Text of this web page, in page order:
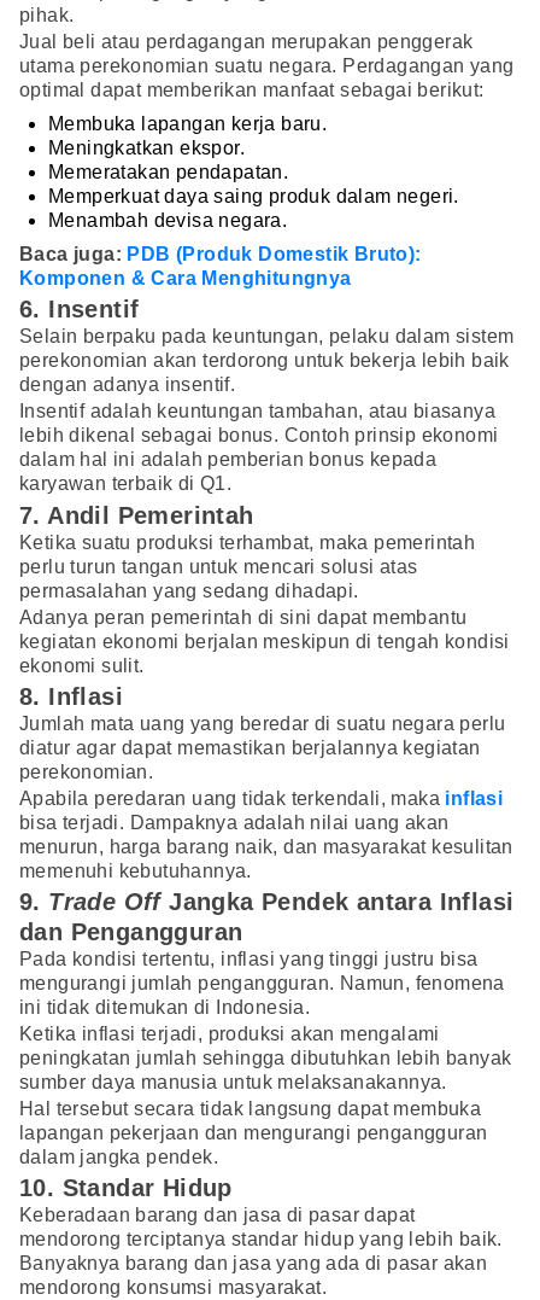
pihak.
Jual beli atau perdagangan merupakan penggerak
utama perekonomian suatu negara. Perdagangan yang
optimal dapat memberikan manfaat sebagai berikut:
Membuka lapangan kerja baru.
Meningkatkan ekspor.
Memeratakan pendapatan.
Memperkuat daya saing produk dalam negeri.
Menambah devisa negara.
Baca juga: PDB (Produk Domestik Bruto):
Komponen & Cara Menghitungnya
6. Insentif
Selain berpaku pada keuntungan, pelaku dalam sistem
perekonomian akan terdorong untuk bekerja lebih baik
dengan adanya insentif.
Insentif adalah keuntungan tambahan, atau biasanya
lebih dikenal sebagai bonus. Contoh prinsip ekonomi
dalam hal ini adalah pemberian bonus kepada
karyawan terbaik di Q1.
7. Andil Pemerintah
Ketika suatu produksi terhambat, maka pemerintah
perlu turun tangan untuk mencari solusi atas
permasalahan yang sedang dihadapi.
Adanya peran pemerintah di sini dapat membantu
kegiatan ekonomi berjalan meskipun di tengah kondisi
ekonomi sulit.
8. Inflasi
Jumlah mata uang yang beredar di suatu negara perlu
diatur agar dapat memastikan berjalannya kegiatan
perekonomian.
Apabila peredaran uang tidak terkendali, maka inflasi
bisa terjadi. Dampaknya adalah nilai uang akan
menurun, harga barang naik, dan masyarakat kesulitan
memenuhi kebutuhannya.
9. Trade OffJangka Pendek antara Inflasi
dan Pengangguran
Pada kondisi tertentu, inflasi yang tinggi justru bisa
mengurangi jumlah pengangguran. Namun, fenomena
ini tidak ditemukan di Indonesia.
Ketika inflasi terjadi, produksi akan mengalami
peningkatan jumlah sehingga dibutuhkan lebih banyak
sumber daya manusia untuk melaksanakannya.
Hal tersebut secara tidak langsung dapat membuka
lapangan pekerjaan dan mengurangi pengangguran
dalam jangka pendek.
10. Standar Hidup
Keberadaan barang dan jasa di pasar dapat
mendorong terciptanya standar hidup yang lebih baik.
Banyaknya barang dan jasa yang ada di pasar akan
mendorong konsumsi masyarakat.